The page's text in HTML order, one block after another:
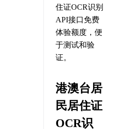
住证OCR识别
API接口免费
体验额度，便
于测试和验
证。
港澳台居
民居住证
OCR识